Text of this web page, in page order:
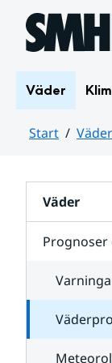
Hoppa till sidans
Väder
Start Väder
Väder